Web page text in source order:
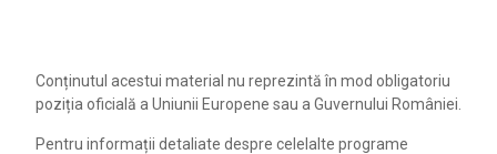
Conținutul acestui material nu reprezintă în mod obligatoriu
poziția oficială a Uniunii Europene sau a Guvernului României.
Pentru informații detaliate despre celelalte programe